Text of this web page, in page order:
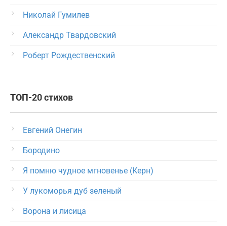
Николай Гумилев
Александр Твардовский
Роберт Рождественский
ТОП-20 стихов
Евгений Онегин
Бородино
Я помню чудное мгновенье (Керн)
У лукоморья дуб зеленый
Ворона и лисица